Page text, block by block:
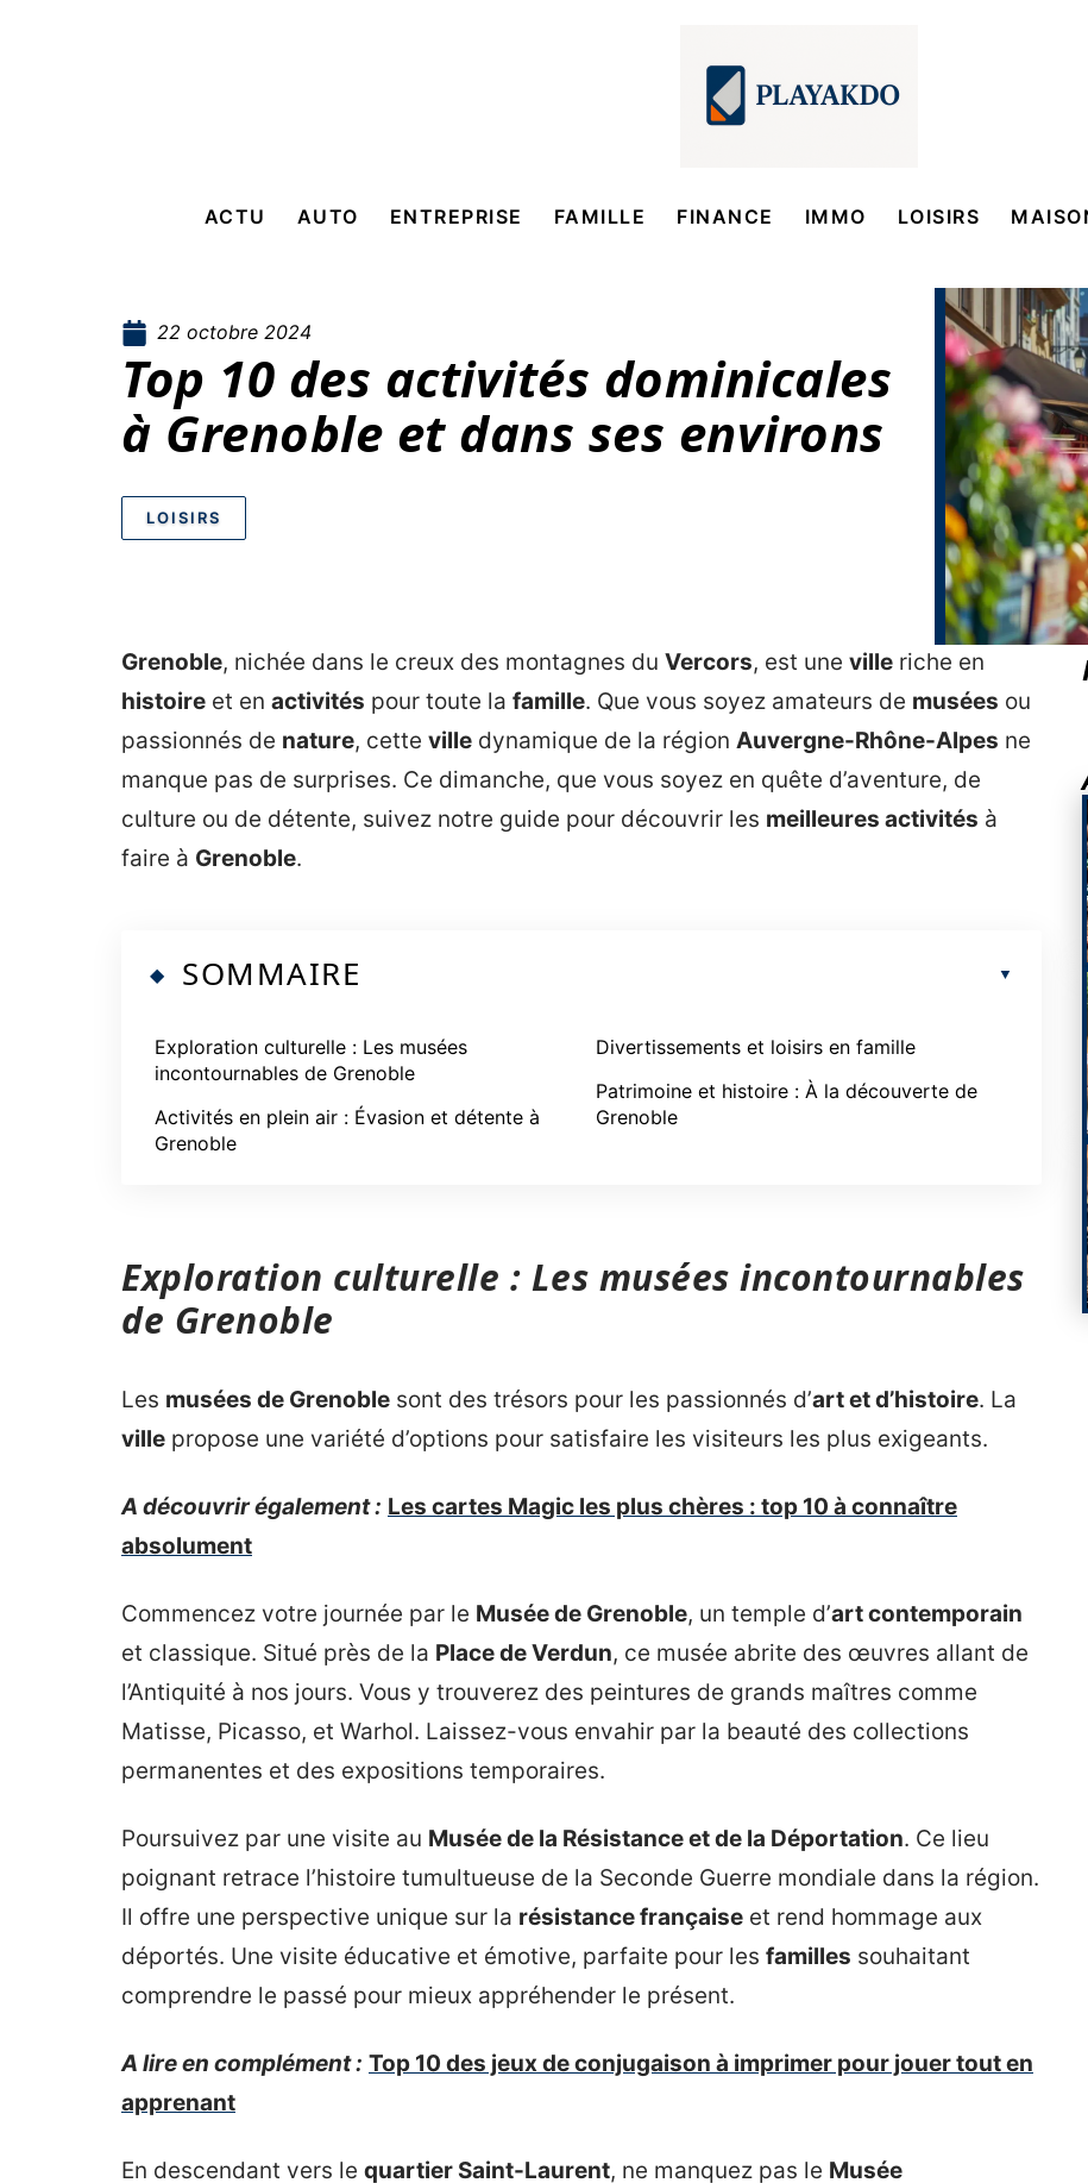
ACTU AUTO ENTREPRISE FAMILLE FINANCE IMMO LOISIRS
22 octobre 2024
Top 10 des activités dominicales
à Grenoble et dans ses environs
LOISIRS
Grenoble, nichée dans le creux des montagnes du Vercors, est une ville riche en
histoire et en activités pour toute la famille. Que vous soyez amateurs de musées ou
passionnés de nature, cette ville dynamique de la région Auvergne-Rhône-Alpes ne
manque pas de surprises. Ce dimanche, que vous soyez en quête d’aventure, de
culture ou de détente, suivez notre guide pour découvrir les meilleures activités à
faire à Grenoble.
SOMMAIRE
Exploration culturelle : Les musées
incontournables de Grenoble
Activités en plein air : Évasion et détente à
Grenoble
Divertissements et loisirs en famille
Patrimoine et histoire : À la découverte de
Grenoble
Exploration culturelle : Les musées incontournables
de Grenoble
Les musées de Grenoble sont des trésors pour les passionnés d’art et d’histoire. La
ville propose une variété d’options pour satisfaire les visiteurs les plus exigeants.
A découvrir également : Les cartes Magic les plus chères : top 10 à connaître
absolument
Commencez votre journée par le Musée de Grenoble, un temple d’art contemporain
et classique. Situé près de la Place de Verdun, ce musée abrite des œuvres allant de
l’Antiquité à nos jours. Vous y trouverez des peintures de grands maîtres comme
Matisse, Picasso, et Warhol. Laissez-vous envahir par la beauté des collections
permanentes et des expositions temporaires.
Poursuivez par une visite au Musée de la Résistance et de la Déportation. Ce lieu
poignant retrace l’histoire tumultueuse de la Seconde Guerre mondiale dans la région.
Il offre une perspective unique sur la résistance française et rend hommage aux
déportés. Une visite éducative et émotive, parfaite pour les familles souhaitant
comprendre le passé pour mieux appréhender le présent.
A lire en complément : Top 10 des jeux de conjugaison à imprimer pour jouer tout en
apprenant
En descendant vers le quartier Saint-Laurent, ne manquez pas le Musée